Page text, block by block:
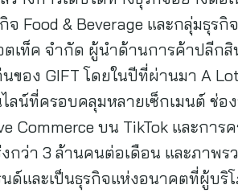
Food & Beverage และกลุ่มธุร
เท็ค จำกัด ผู้นำด้านการค้าปลีกสิ
อง GIFT โดยในปีที่ผ่านมา A
ลน์ที่ครอบคลุมหลายเซ็กเมนต์ ช่
Commerce บน TikTok และการ
กว่า 3 ล้านคนต่อเดือน และภาพ
ด์และเป็นธุรกิจแห่งอนาคตที่ผู้บริ